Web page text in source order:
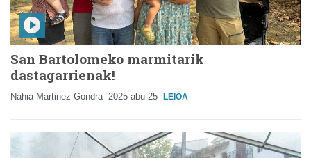
San Bartolomeko marmitarik
dastagarrienak!
Nahia Martinez Gondra 2025 abu 25 LEIOA